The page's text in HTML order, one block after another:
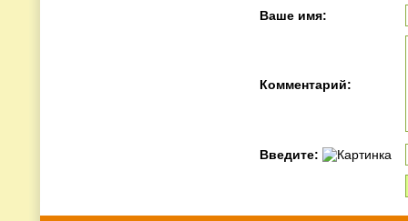
Ваше имя:
Комментарий:
Введите: